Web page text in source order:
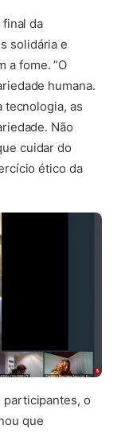
da
solidária e
a fome. ”O
humana.
tecnologia, as
Não
cuidar do
ético da
participantes, o
que